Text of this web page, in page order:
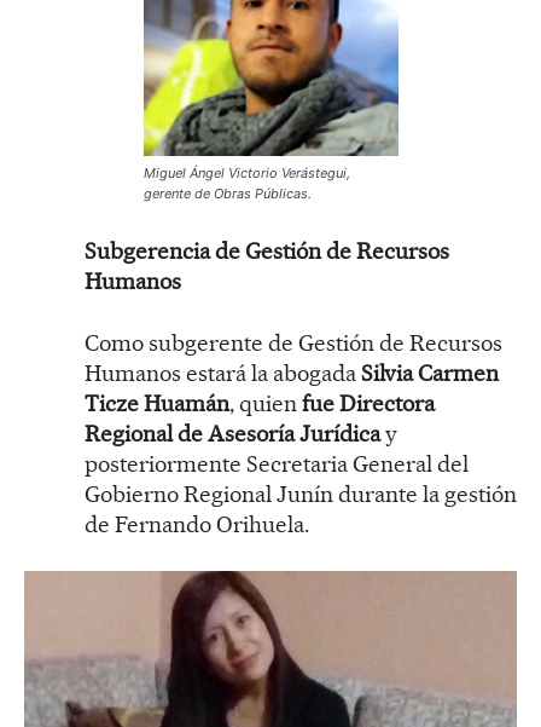
Miguel Ángel Victorio Verástegui,
gerente de Obras Públicas.
Subgerencia de Gestión de Recursos
Humanos
Como subgerente de Gestión de Recursos
Humanos estará la abogadaSilvia Carmen
Ticze Huamán, quienfue Directora
Regional de Asesoría Jurídicay
posteriormente Secretaria General del
Gobierno Regional Junín durante la gestión
de Fernando Orihuela.